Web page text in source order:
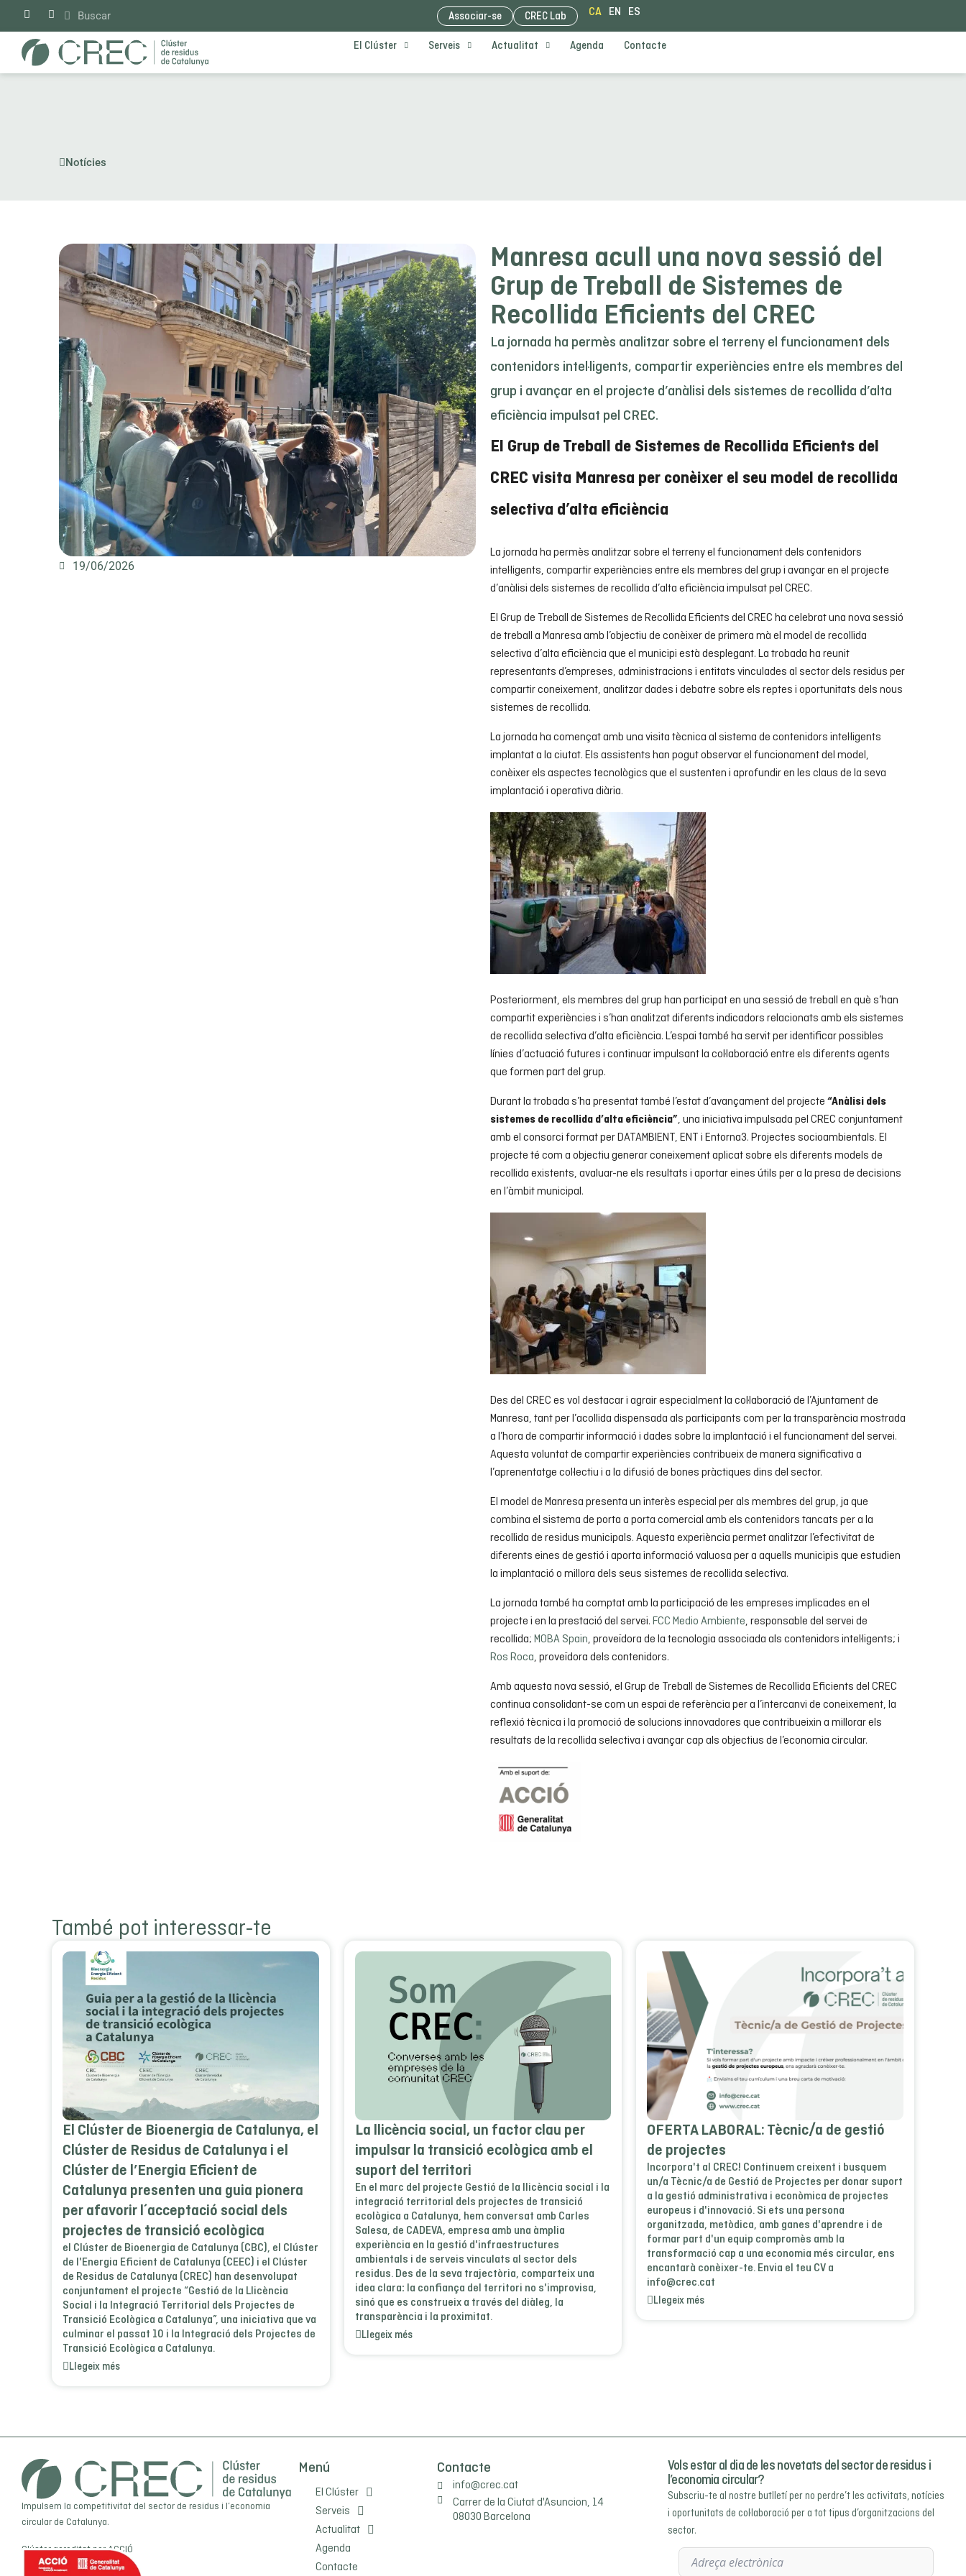
Vés
Associar-se CREC Lab CA EN ES
El Clúster Serveis Actualitat Agenda Contacte
Notícies
19/06/2026
Manresa acull una nova sessió del
Grup de Treball de Sistemes de
Recollida Eficients del CREC
La jornada ha permès analitzar sobre el terreny el funcionament dels
contenidors intel·ligents, compartir experiències entre els membres del
grup i avançar en el projecte d’anàlisi dels sistemes de recollida d’alta
eficiència impulsat pel CREC.
El Grup de Treball de Sistemes de Recollida Eficients del
CREC visita Manresa per conèixer el seu model de recollida
selectiva d’alta eficiència
La jornada ha permès analitzar sobre el terreny el funcionament dels contenidors
intel·ligents, compartir experiències entre els membres del grup i avançar en el projecte
d’anàlisi dels sistemes de recollida d’alta eficiència impulsat pel CREC.
El Grup de Treball de Sistemes de Recollida Eficients del CREC ha celebrat una nova sessió
de treball a Manresa amb l’objectiu de conèixer de primera mà el model de recollida
selectiva d’alta eficiència que el municipi està desplegant. La trobada ha reunit
representants d’empreses, administracions i entitats vinculades al sector dels residus per
compartir coneixement, analitzar dades i debatre sobre els reptes i oportunitats dels nous
sistemes de recollida.
La jornada ha començat amb una visita tècnica al sistema de contenidors intel·ligents
implantat a la ciutat. Els assistents han pogut observar el funcionament del model,
conèixer els aspectes tecnològics que el sustenten i aprofundir en les claus de la seva
implantació i operativa diària.
Posteriorment, els membres del grup han participat en una sessió de treball en què s’han
compartit experiències i s’han analitzat diferents indicadors relacionats amb els sistemes
de recollida selectiva d’alta eficiència. L’espai també ha servit per identificar possibles
línies d’actuació futures i continuar impulsant la col·laboració entre els diferents agents
que formen part del grup.
Durant la trobada s’ha presentat també l’estat d’avançament del projecte “Anàlisi dels
sistemes de recollida d’alta eficiència”, una iniciativa impulsada pel CREC conjuntament
amb el consorci format per DATAMBIENT, ENT i Entorna3. Projectes socioambientals. El
projecte té com a objectiu generar coneixement aplicat sobre els diferents models de
recollida existents, avaluar-ne els resultats i aportar eines útils per a la presa de decisions
en l’àmbit municipal.
Des del CREC es vol destacar i agrair especialment la col·laboració de l’Ajuntament de
Manresa, tant per l’acollida dispensada als participants com per la transparència mostrada
a l’hora de compartir informació i dades sobre la implantació i el funcionament del servei.
Aquesta voluntat de compartir experiències contribueix de manera significativa a
l’aprenentatge col·lectiu i a la difusió de bones pràctiques dins del sector.
El model de Manresa presenta un interès especial per als membres del grup, ja que
combina el sistema de porta a porta comercial amb els contenidors tancats per a la
recollida de residus municipals. Aquesta experiència permet analitzar l’efectivitat de
diferents eines de gestió i aporta informació valuosa per a aquells municipis que estudien
la implantació o millora dels seus sistemes de recollida selectiva.
La jornada també ha comptat amb la participació de les empreses implicades en el
projecte i en la prestació del servei. FCC Medio Ambiente, responsable del servei de
recollida; MOBA Spain, proveïdora de la tecnologia associada als contenidors intel·ligents; i
Ros Roca, proveïdora dels contenidors.
Amb aquesta nova sessió, el Grup de Treball de Sistemes de Recollida Eficients del CREC
continua consolidant-se com un espai de referència per a l’intercanvi de coneixement, la
reflexió tècnica i la promoció de solucions innovadores que contribueixin a millorar els
resultats de la recollida selectiva i avançar cap als objectius de l’economia circular.
També pot interessar-te
El Clúster de Bioenergia de Catalunya, el
Clúster de Residus de Catalunya i el
Clúster de l’Energia Eficient de
Catalunya presenten una guia pionera
per afavorir l´acceptació social dels
projectes de transició ecològica
el Clúster de Bioenergia de Catalunya (CBC), el Clúster
de l'Energia Eficient de Catalunya (CEEC) i el Clúster
de Residus de Catalunya (CREC) han desenvolupat
conjuntament el projecte “Gestió de la Llicència
Social i la Integració Territorial dels Projectes de
Transició Ecològica a Catalunya”, una iniciativa que va
culminar el passat 10 i la Integració dels Projectes de
Transició Ecològica a Catalunya.
Llegeix més
La llicència social, un factor clau per
impulsar la transició ecològica amb el
suport del territori
En el marc del projecte Gestió de la llicència social i la
integració territorial dels projectes de transició
ecològica a Catalunya, hem conversat amb Carles
Salesa, de CADEVA, empresa amb una àmplia
experiència en la gestió d'infraestructures
ambientals i de serveis vinculats al sector dels
residus. Des de la seva trajectòria, comparteix una
idea clara: la confiança del territori no s'improvisa,
sinó que es construeix a través del diàleg, la
transparència i la proximitat.
Llegeix més
OFERTA LABORAL: Tècnic/a de gestió
de projectes
Incorpora't al CREC! Continuem creixent i busquem
un/a Tècnic/a de Gestió de Projectes per donar suport
a la gestió administrativa i econòmica de projectes
europeus i d'innovació. Si ets una persona
organitzada, metòdica, amb ganes d'aprendre i de
formar part d'un equip compromès amb la
transformació cap a una economia més circular, ens
encantarà conèixer-te. Envia el teu CV a
info@crec.cat
Llegeix més
Impulsem la competitivitat del sector de residus i l’economia
circular de Catalunya.
Clúster acreditat perACCIÓ
Menú
El Clúster
Serveis
Actualitat
Agenda
Contacte
Contacte
info@crec.cat
Carrer de la Ciutat d'Asuncion, 14
08030 Barcelona
Vols estar al dia de les novetats del sector de residus i
l’economia circular?
Subscriu-te al nostre butlletí per no perdre’t les activitats, notícies
i oportunitats de col·laboració per a tot tipus d’organitzacions del
sector.